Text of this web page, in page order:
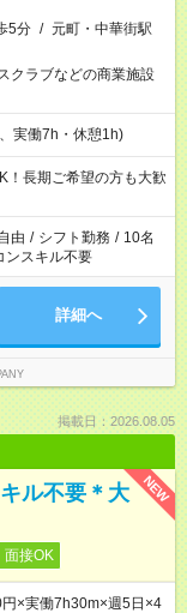
5分 / 元町・中華街駅
クラブなどの商業施設
実働7h・休憩1h)
長期ご希望の方も大歓
由 / シフト勤務 / 10名
ンスキル不要
詳細へ
掲載日：2026.08.05
NEW
ル不要＊大
面接OK
×実働7h30m×週5日×4